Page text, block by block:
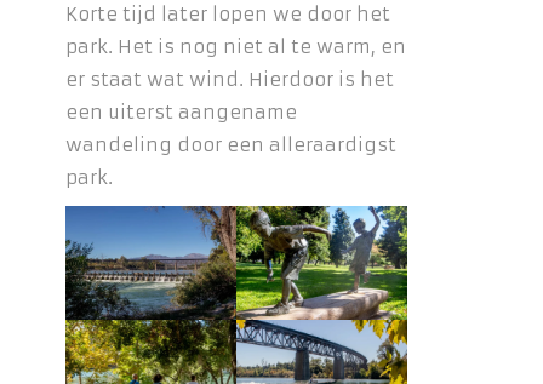
Korte tijd later lopen we door het
park. Het is nog niet al te warm, en
er staat wat wind. Hierdoor is het
een uiterst aangename
wandeling door een alleraardigst
park.